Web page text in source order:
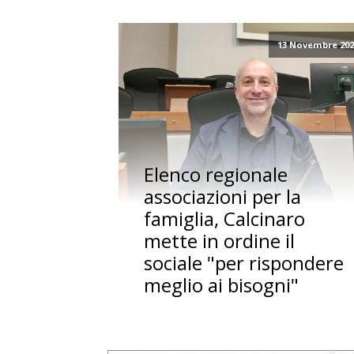
13 Novembre
Elenco regionale
associazioni per la
famiglia, Calcinaro
mette in ordine il
sociale "per rispondere
meglio ai bisogni"